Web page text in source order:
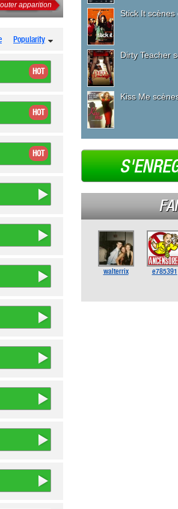
apparition
Popularity
HOT
HOT
HOT
Stick It scènes
Dirty Teacher
Kiss Me
walterrix e785391